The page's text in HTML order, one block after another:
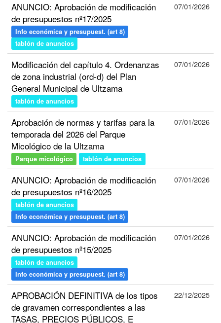
ANUNCIO: Aprobación de modificación
de presupuestos nº17/2025
Info económica y presupuest. (art 8)
tablón de anuncios
07/01/2026
Modificación del capítulo 4. Ordenanzas
de zona industrial (ord-d) del Plan
General Municipal de Ultzama
tablón de anuncios
07/01/2026
Aprobación de normas y tarifas para la
temporada del 2026 del Parque
Micológico de la Ultzama
Parque micológico tablón de anuncios
07/01/2026
ANUNCIO: Aprobación de modificación
de presupuestos nº16/2025
tablón de anuncios
Info económica y presupuest. (art 8)
07/01/2026
ANUNCIO: Aprobación de modificación
de presupuestos nº15/2025
tablón de anuncios
Info económica y presupuest. (art 8)
07/01/2026
APROBACIÓN DEFINITIVA de los tipos
de gravamen correspondientes a las
TASAS, PRECIOS PÚBLICOS, E
22/12/2025